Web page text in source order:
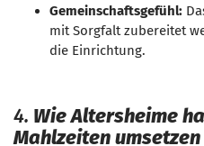
Gemeinschaftsgefühl:
mit Sorgfalt zubereitet
die Einrichtung.
4. Wie Altersheime
Mahlzeiten